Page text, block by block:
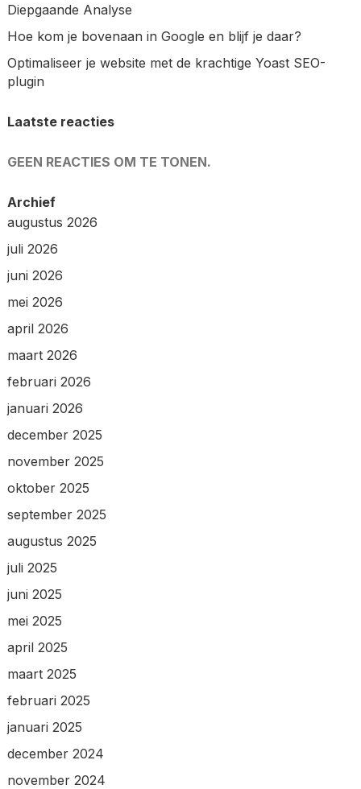
Diepgaande Analyse
Hoe kom je bovenaan in Google en blijf je daar?
Optimaliseer je website met de krachtige Yoast SEO-
plugin
Laatste reacties
GEEN REACTIES OM TE TONEN.
Archief
augustus 2026
juli 2026
juni 2026
mei 2026
april 2026
maart 2026
februari 2026
januari 2026
december 2025
november 2025
oktober 2025
september 2025
augustus 2025
juli 2025
juni 2025
mei 2025
april 2025
maart 2025
februari 2025
januari 2025
december 2024
november 2024